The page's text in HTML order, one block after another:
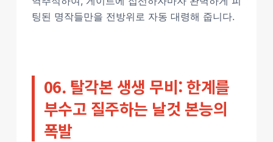
팅된 명작들만을 전방위로 자동 대령해 줍니다.
06. 탈각본 생생 무비: 한계를
부수고 질주하는 날것 본능의
폭발